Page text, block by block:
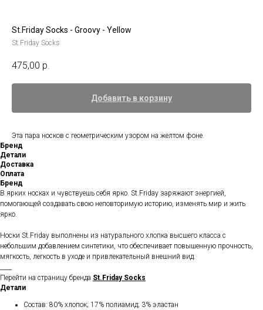
St.Friday Socks - Groovy - Yellow
St.Friday Socks
475,00 р.
Добавить в корзину
Эта пара носков с геометрическим узором на желтом фоне.
Бренд
Детали
Доставка
Оплата
Бренд
В ярких носках и чувствуешь себя ярко. St.Friday заряжают энергией,
помогающей создавать свою неповторимую историю, изменять мир и жить
ярко.
Носки St.Friday выполнены из натурального хлопка высшего класса с
небольшим добавлением синтетики, что обеспечивает повышенную прочность,
мягкость, легкость в уходе и привлекательный внешний вид.
Перейти на страницу бренда St.Friday Socks
Детали
Состав: 80% хлопок; 17% полиамид; 3% эластан